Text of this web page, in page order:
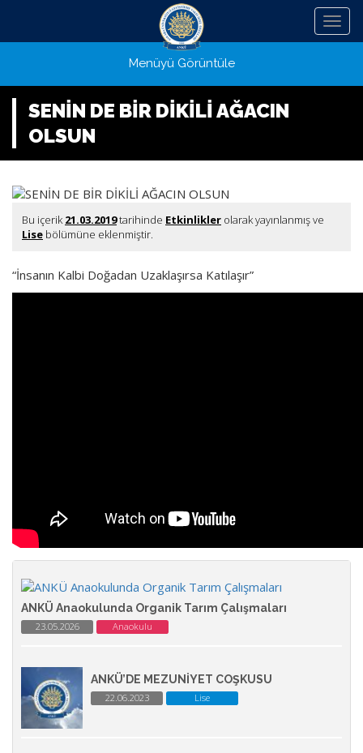
Menü
Menüyü Görüntüle
SENİN DE BİR DİKİLİ AĞACIN
OLSUN
Bu içerik21.03.2019tarihinde Etkinlikler olarak yayınlanmış ve
Lise bölümüne eklenmiştir.
“İnsanın Kalbi Doğadan Uzaklaşırsa Katılaşır”
ANKÜ Anaokulunda Organik Tarım Çalışmaları
23.05.2026 Anaokulu
ANKÜ’DE MEZUNİYET COŞKUSU
22.06.2023 Lise